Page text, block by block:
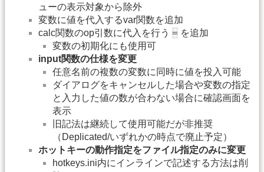
ューの表示対象から除外
変数に値を代入するvar関数を追加
calc関数のop引数に代入を行う = を追加
変数の初期化にも使用可
input関数の仕様を変更
任意名前の複数の変数に同時に値を投入可能
ダイアログをキャンセルした場合や変数の指定
と入力した値の数が合わない場合に確認画面を
表示
旧記法は継続して使用可能だが非推奨
（Deplicated/いずれかの時点で廃止予定）
ホットキーの動作指定をファイル指定のみに変更
hotkeys.ini内にインラインで記述する方法は削